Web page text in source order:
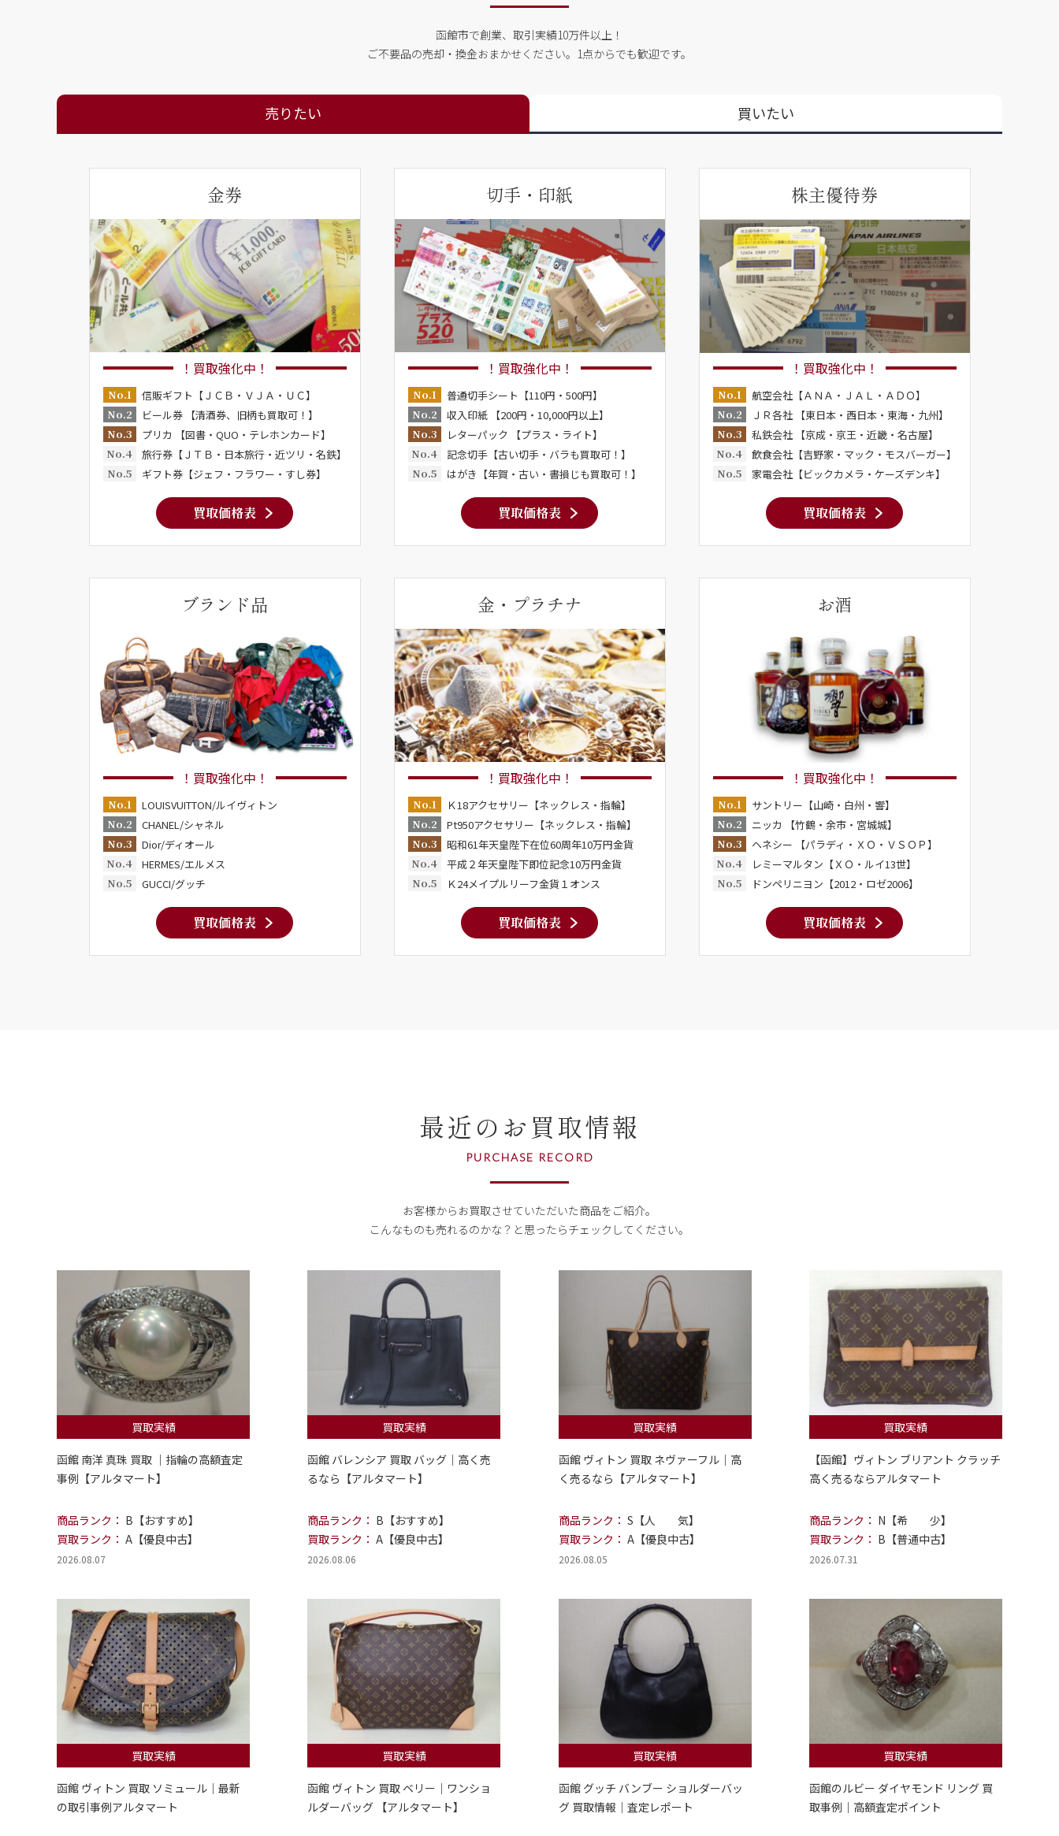
函館市で創業、取引実績10万件以上！
ご不要品の売却・換金おまかせください。 1点からでも歓迎です。
売りたい 買いたい
金券
！買取強化中！
No.1
信販ギフト【ＪＣＢ・ＶＪＡ・ＵＣ】
No.2
ビール券 【清酒券、旧柄も買取可！】
No.3
プリカ 【図書・QUO・テレホンカード】
No.4
旅行券【ＪＴＢ・日本旅行・近ツリ・名鉄】
No.5
ギフト券【ジェフ・フラワー・すし券】
買取価格表
切手・印紙
！買取強化中！
No.1
普通切手シート【110円・500円】
No.2
収入印紙 【200円・10,000円以上】
No.3
レターパック 【プラス・ライト】
No.4
記念切手【古い切手・バラも買取可！】
No.5
はがき【年賀・古い・書損じも買取可！】
買取価格表
株主優待券
！買取強化中！
No.1
航空会社【ＡＮＡ・ＪＡＬ・ＡＤＯ】
No.2
ＪＲ各社 【東日本・西日本・東海・九州】
No.3
私鉄会社 【京成・京王・近畿・名古屋】
No.4
飲食会社【吉野家・マック・モスバーガー】
No.5
家電会社【ビックカメラ・ケーズデンキ】
買取価格表
ブランド品
！買取強化中！
No.1
LOUISVUITTON/ルイヴィトン
No.2
CHANEL/シャネル
No.3
Dior/ディオール
No.4
HERMES/エルメス
No.5
GUCCI/グッチ
買取価格表
金・プラチナ
！買取強化中！
No.1
Ｋ18アクセサリー【ネックレス・指輪】
No.2
Pt950アクセサリー【ネックレス・指輪】
No.3
昭和61年天皇陛下在位60周年10万円金貨
No.4
平成２年天皇陛下即位記念10万円金貨
No.5
Ｋ24メイプルリーフ金貨１オンス
買取価格表
お酒
！買取強化中！
No.1
サントリー【山崎・白州・響】
No.2
ニッカ 【竹鶴・余市・宮城城】
No.3
ヘネシー 【パラディ・ＸＯ・ＶＳＯＰ】
No.4
レミーマルタン【ＸＯ・ルイ13世】
No.5
ドンペリニヨン【2012・ロゼ2006】
買取価格表
最近のお買取情報
PURCHASE RECORD
お客様からお買取させていただいた商品をご紹介。
こんなものも売れるのかな？ と思ったらチェックしてください。
買取実績
函館 南洋 真珠 買取 ｜指輪の高額査定
事例【アルタマート】
商品ランク： B【おすすめ】
買取ランク： A【優良中古】
2026.08.07
買取実績
函館 バレンシア 買取 バッグ｜高く売
るなら【アルタマート】
商品ランク： B【おすすめ】
買取ランク： A【優良中古】
2026.08.06
買取実績
函館 ヴィトン 買取 ネヴァーフル｜高
く売るなら【アルタマート】
商品ランク： S【人 気】
買取ランク： A【優良中古】
2026.08.05
買取実績
【函館】ヴィトン ブリアント クラッチ
高く売るならアルタマート
商品ランク： N【希 少】
買取ランク： B【普通中古】
2026.07.31
買取実績
函館 ヴィトン 買取 ソミュール｜最新
の取引事例アルタマート
買取実績
函館 ヴィトン 買取 ベリー｜ワンショ
ルダーバッグ 【アルタマート】
買取実績
函館 グッチ バンブー ショルダーバッ
グ 買取情報｜査定レポート
買取実績
函館のルビー ダイヤモンド リング 買
取事例｜高額査定ポイント